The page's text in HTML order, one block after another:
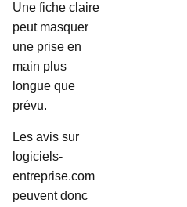
Une fiche claire
peut masquer
une prise en
main plus
longue que
prévu.
Les avis sur
logiciels-
entreprise.com
peuvent donc